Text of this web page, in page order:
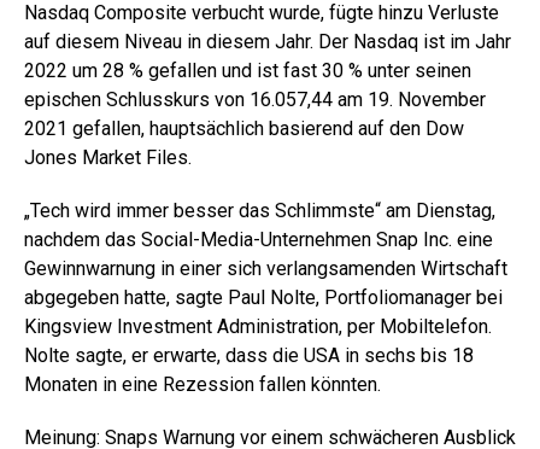
Nasdaq Composite verbucht wurde, fügte hinzu Verluste
auf diesem Niveau in diesem Jahr. Der Nasdaq ist im Jahr
2022 um 28 % gefallen und ist fast 30 % unter seinen
epischen Schlusskurs von 16.057,44 am 19. November
2021 gefallen, hauptsächlich basierend auf den Dow
Jones Market Files.
„Tech wird immer besser das Schlimmste“ am Dienstag,
nachdem das Social-Media-Unternehmen Snap Inc. eine
Gewinnwarnung in einer sich verlangsamenden Wirtschaft
abgegeben hatte, sagte Paul Nolte, Portfoliomanager bei
Kingsview Investment Administration, per Mobiltelefon.
Nolte sagte, er erwarte, dass die USA in sechs bis 18
Monaten in eine Rezession fallen könnten.
Meinung: Snaps Warnung vor einem schwächeren Ausblick